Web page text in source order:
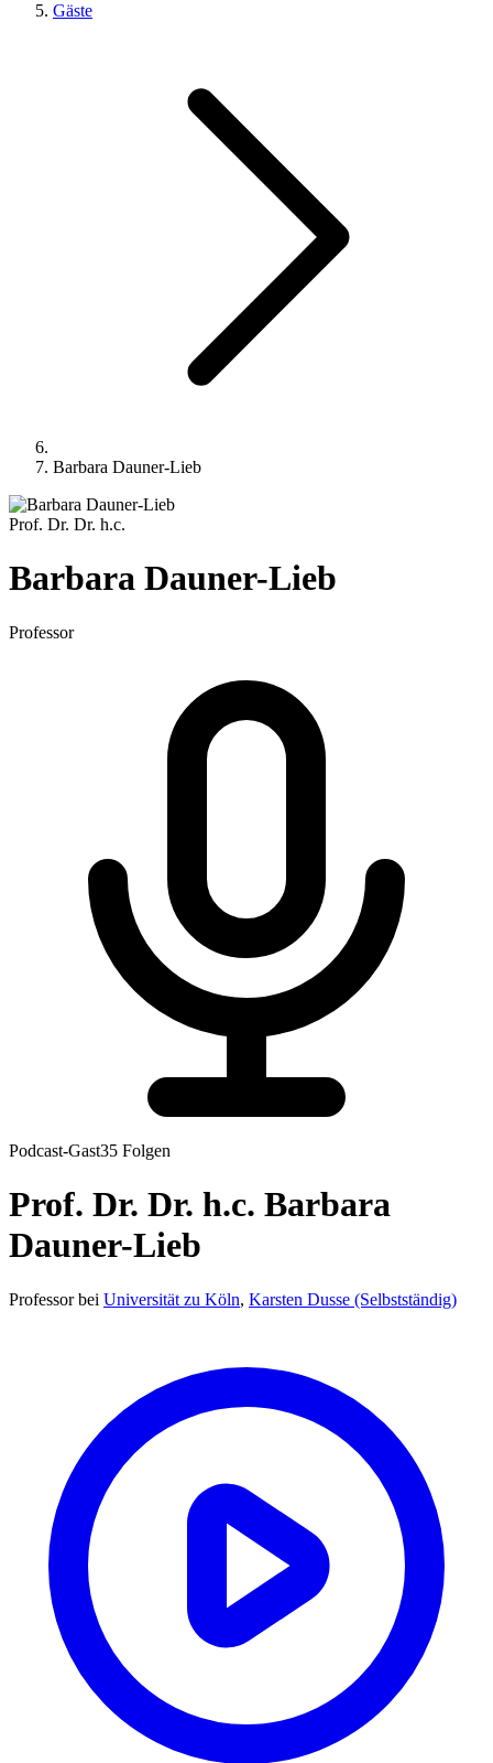
Gäste
Barbara Dauner-Lieb
Prof. Dr. Dr. h.c.
Barbara Dauner-Lieb
Professor
Podcast-Gast35 Folgen
Prof. Dr. Dr. h.c. Barbara
Dauner-Lieb
Professorbei Universität zu Köln, Karsten Dusse (Selbstständig)